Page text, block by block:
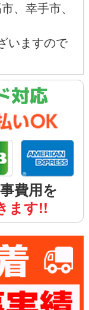
、 幸手市、
いますので
対応
費用を
ます!!